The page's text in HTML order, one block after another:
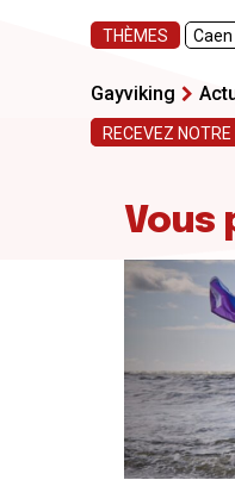
THÈMES Caen
Gayviking
RECEVEZ
Vous